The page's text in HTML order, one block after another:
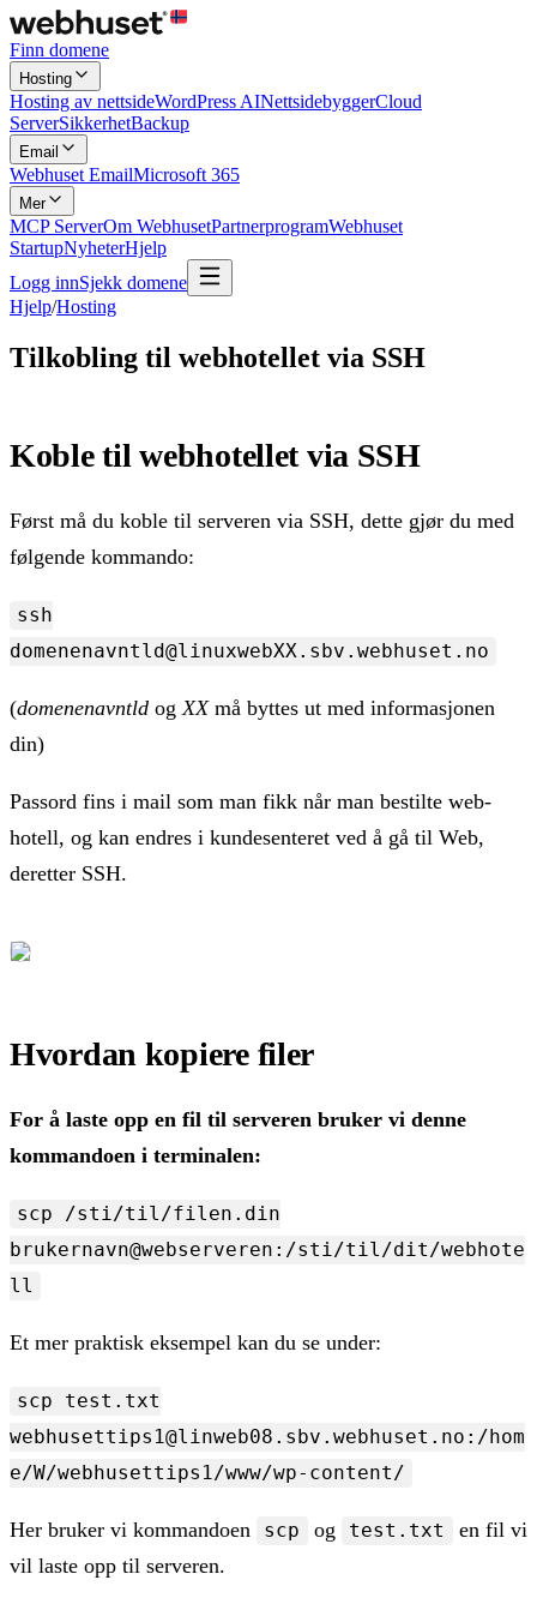
Finn domene
Hosting
Hosting av nettsideWordPress AINettsidebyggerCloud
ServerSikkerhetBackup
Email
Webhuset EmailMicrosoft 365
Mer
MCP ServerOm WebhusetPartnerprogramWebhuset
StartupNyheterHjelp
Logg innSjekk domene
Hjelp/Hosting
Tilkobling til webhotellet via SSH
Koble til webhotellet via SSH
Først må du koble til serveren via SSH, dette gjør du med
følgende kommando:
ssh
domenenavntld@linuxwebXX.sbv.webhuset.no
(domenenavntld ogXXmå byttes ut med informasjonen
din)
Passord fins i mail som man fikk når man bestilte web-
hotell, og kan endres i kundesenteret ved å gå til Web,
deretter SSH.
Hvordan kopiere filer
For å laste opp en fil til serveren bruker vi denne
kommandoen i terminalen:
scp /sti/til/filen.din
brukernavn@webserveren:/sti/til/dit/webhote
ll
Et mer praktisk eksempel kan du se under:
scp test.txt
webhusettips1@linweb08.sbv.webhuset.no:/hom
e/W/webhusettips1/www/wp-content/
Her bruker vi kommandoen scp og test.txt
en fil vi
vil laste opp til serveren.